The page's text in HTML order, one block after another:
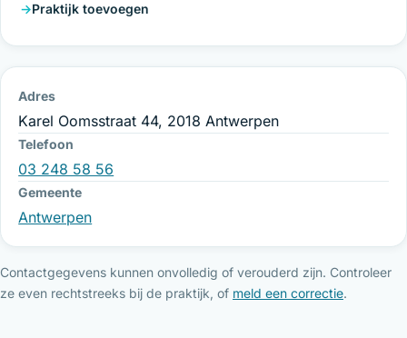
Praktijk toevoegen
Adres
Karel Oomsstraat 44, 2018 Antwerpen
Telefoon
03 248 58 56
Gemeente
Antwerpen
Contactgegevens kunnen onvolledig of verouderd zijn. Controleer
ze even rechtstreeks bij de praktijk, of meld een correctie.